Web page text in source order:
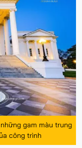
gam màu trung
công trình